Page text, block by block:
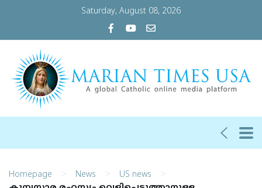
Saturday, August 08, 2026
Homepage > News > US news >